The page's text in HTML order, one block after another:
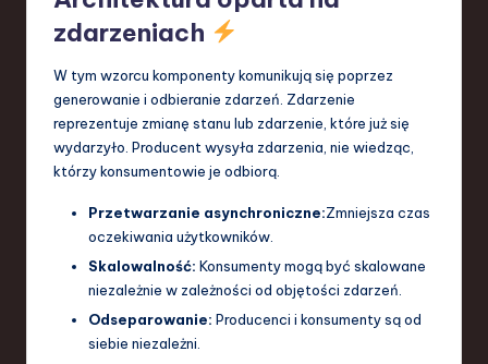
zdarzeniach
W tym wzorcu komponenty komunikują się poprzez
generowanie i odbieranie zdarzeń. Zdarzenie
reprezentuje zmianę stanu lub zdarzenie, które już się
wydarzyło. Producent wysyła zdarzenia, nie wiedząc,
którzy konsumentowie je odbiorą.
Przetwarzanie asynchroniczne:Zmniejsza czas
oczekiwania użytkowników.
Skalowalność: Konsumenty mogą być skalowane
niezależnie w zależności od objętości zdarzeń.
Odseparowanie: Producenci i konsumenty są od
siebie niezależni.